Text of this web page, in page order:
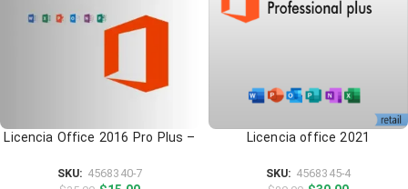
Licencia Office 2016 Pro Plus –
SKU: 4568340-7
Licencia office 2021
SKU: 4568345-4